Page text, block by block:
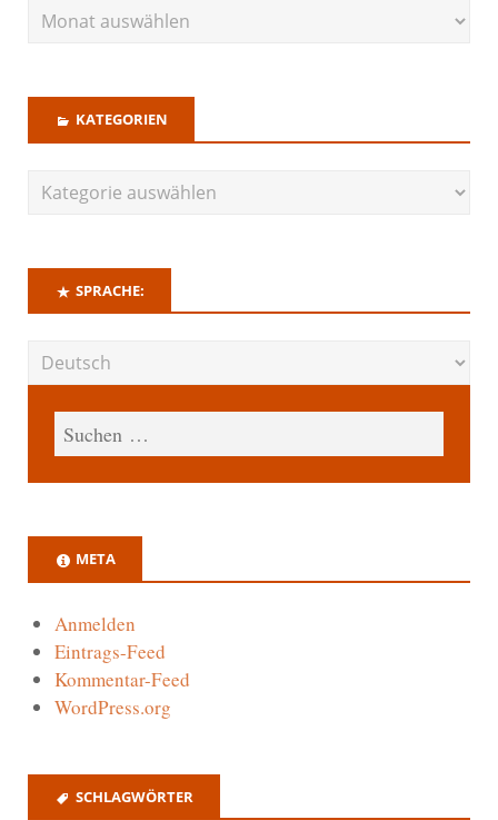
KATEGORIEN
SPRACHE:
META
Anmelden
Eintrags-Feed
Kommentar-Feed
WordPress.org
SCHLAGWÖRTER